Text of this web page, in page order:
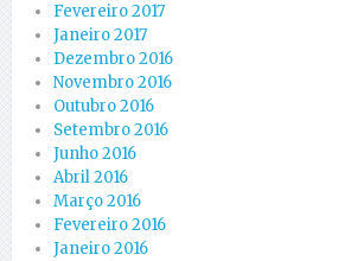
Fevereiro 2017
Janeiro 2017
Dezembro 2016
Novembro 2016
Outubro 2016
Setembro 2016
Junho 2016
Abril 2016
Março 2016
Fevereiro 2016
Janeiro 2016